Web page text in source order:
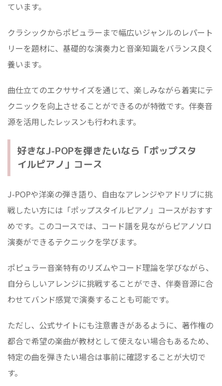
ています。
クラシックからポピュラーまで幅広いジャンルのレパート
リーを題材に、基礎的な演奏力と音楽知識をバランス良く
養います。
曲仕立てのエクササイズを通じて、楽しみながら着実にテ
クニックを向上させることができるのが特徴です。伴奏音
源を活用したレッスンも行われます。
好きなJ-POPを弾きたいなら「ポップスタ
イルピアノ」コース
J-POPや洋楽の弾き語り、自由なアレンジやアドリブに挑
戦したい方には「ポップスタイルピアノ」コースがおすす
めです。このコースでは、コード譜を見ながらピアノソロ
演奏ができるテクニックを学びます。
ポピュラー音楽特有のリズムやコード理論を学びながら、
自分らしいアレンジに挑戦することができ、伴奏音源に合
わせてバンド感覚で演奏することも可能です。
ただし、公式サイトにも注意書きがあるように、著作権の
都合で希望の楽曲が教材として使えない場合もあるため、
特定の曲を弾きたい場合は事前に確認することが大切で
す。